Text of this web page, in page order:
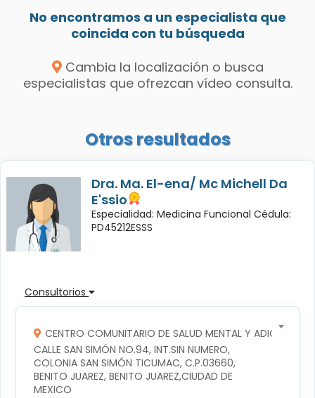
No encontramos a un especialista que
coincida con tu búsqueda
Cambia la localización o busca
especialistas que ofrezcan vídeo consulta.
Otros resultados
Dra. Ma. El-ena/ Mc Michell Da
E'ssio
Especialidad: Medicina Funcional Cédula:
PD45212ESSS
Consultorios
CENTRO COMUNITARIO DE SALUD MENTAL Y ADICCIONES
CALLE SAN SIMÓN NO.94, INT.SIN NUMERO,
COLONIA SAN SIMÓN TICUMAC, C.P.03660,
BENITO JUAREZ, BENITO JUAREZ,CIUDAD DE
MEXICO